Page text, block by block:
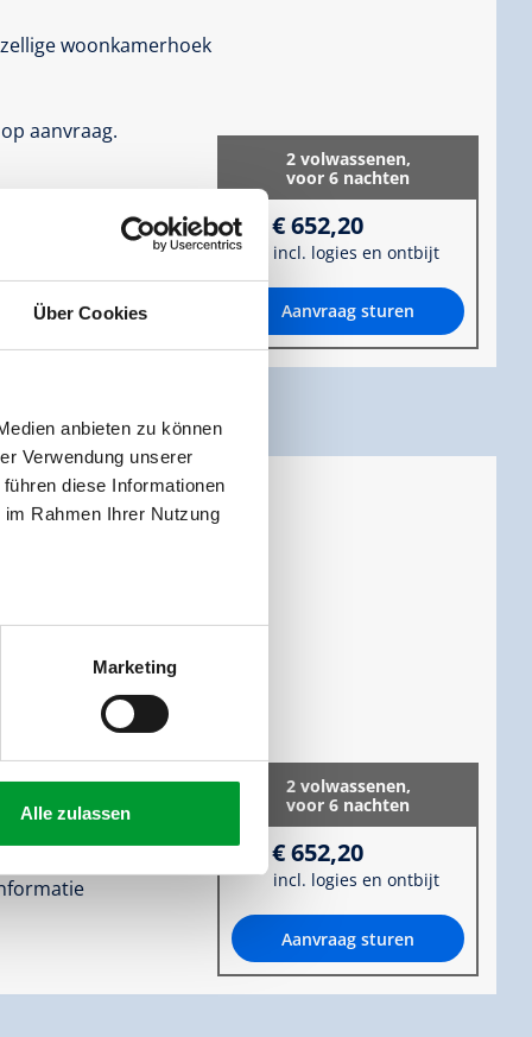
Über Cookies
anbieten zu können
Verwendung unserer
diese Informationen
Rahmen Ihrer Nutzung
Marketing
Alle zulassen
woonkamerhoek
aanvraag.
2 volwassenen,
voor 6 nachten
€ 652,20
incl. logies en ontbijt
Aanvraag sturen
van de ouders.
2 volwassenen,
voor 6 nachten
€ 652,20
incl. logies en ontbijt
Aanvraag sturen